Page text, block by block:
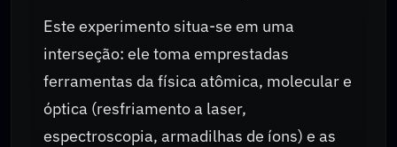
Este experimento situa-se em uma
interseção: ele toma emprestadas
ferramentas da física atômica, molecular e
óptica (resfriamento a laser,
espectroscopia, armadilhas de íons) e as